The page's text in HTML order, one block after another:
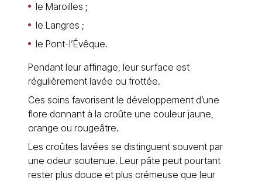
le Maroilles ;
le Langres ;
le Pont-l’Évêque.
Pendant leur affinage, leur surface est
régulièrement lavée ou frottée.
Ces soins favorisent le développement d’une
flore donnant à la croûte une couleur jaune,
orange ou rougeâtre.
Les croûtes lavées se distinguent souvent par
une odeur soutenue. Leur pâte peut pourtant
rester plus douce et plus crémeuse que leur